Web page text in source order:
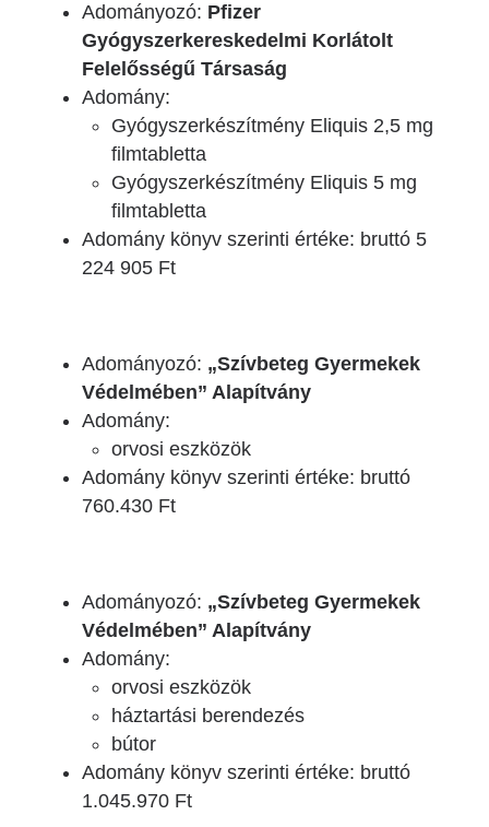
Adományozó: Pfizer
Gyógyszerkereskedelmi Korlátolt
Felelősségű Társaság
Adomány:
Gyógyszerkészítmény Eliquis 2,5 mg
filmtabletta
Gyógyszerkészítmény Eliquis 5 mg
filmtabletta
Adomány könyv szerinti értéke: bruttó 5
224 905 Ft
Adományozó: „Szívbeteg Gyermekek
Védelmében” Alapítvány
Adomány:
orvosi eszközök
Adomány könyv szerinti értéke: bruttó
760.430 Ft
Adományozó: „Szívbeteg Gyermekek
Védelmében” Alapítvány
Adomány:
orvosi eszközök
háztartási berendezés
bútor
Adomány könyv szerinti értéke: bruttó
1.045.970 Ft